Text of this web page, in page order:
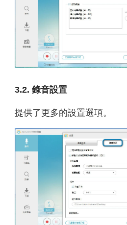
3.2. 錄音設置
提供了更多的設置選項。